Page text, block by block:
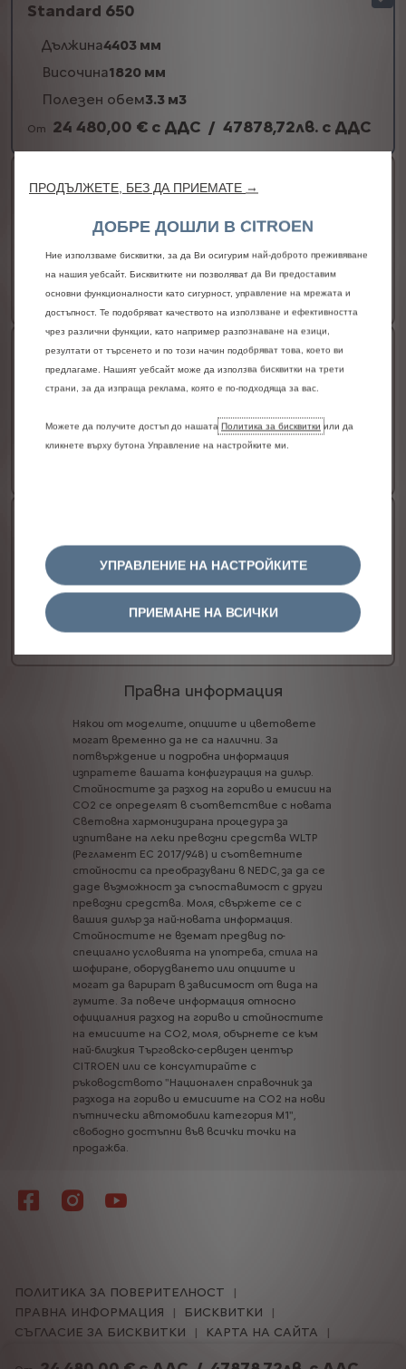
Standard 650
Дължина4403 мм
Височина1820 мм
Полезен обем3.3 м3
От 24 480,00 € с ДДС / 47878,72лв. с ДДС
Standard
Полезен обем3.3 м3
От 25 220,74 € с ДДС/49327,48лв. с ДДС
Long
Дължина4753 мм
Полезен обем 3.9 м3
Дължина4753 мм
Височина1825 мм
Полезен обем1.8 м3
27 783,71 € с ДДС/54340,21лв. с ДДС
Правна информация
Някои от моделите, опциите и цветовете
могат временно да не са налични. За
потвърждение и подробна информация
изпратете вашата конфигурация на дилър.
Стойностите за разход на гориво и емисии на
CO2 се определят в съответствие с новата
Световна хармонизирана процедура за
изпитване на леки превозни средства WLTP
(Регламент ЕС 2017/948) и съответните
стойности са преобразувани в NEDC, за да се
даде възможност за съпоставимост с други
превозни средства. Моля, свържете се с
вашия дилър за най-новата информация.
Стойностите не вземат предвид по-
специално условията на употреба, стила на
шофиране, оборудването или опциите и
могат да варират в зависимост от вида на
гумите. За повече информация относно
официалния разход на гориво и стойностите
на емисиите на CO2, моля, обърнете се към
най-близкия Търговско-сервизен център
CITROEN или се консултирайте с
ръководството "Национален справочник за
разхода на гориво и емисиите на CO2 на нови
пътнически автомобили категория М1",
свободно достъпни във всички точки на
продажба.
ПОЛИТИКА ЗА ПОВЕРИТЕЛНОСТ
ПРАВНА ИНФОРМАЦИЯ
БИСКВИТКИ
СЪГЛАСИЕ ЗА БИСКВИТКИ
КАРТА НА САЙТА
ПРОДЪЛЖЕТЕ, БЕЗ ДА ПРИЕМАТЕ →
ДОБРЕ ДОШЛИ В CITROEN
Ние използваме бисквитки, за да Ви осигурим най-доброто преживяване
на нашия уебсайт. Бисквитките ни позволяват да Ви предоставим
основни функционалности като сигурност, управление на мрежата и
достъпност. Те подобряват качеството на използване и ефективността
чрез различни функции, като например разпознаване на езици,
резултати от търсенето и по този начин подобряват това, което ви
предлагаме. Нашият уебсайт може да използва бисквитки на трети
страни, за да изпраща реклама, която е по-подходяща за вас.
Можете да получите достъп до нашата Политика за бисквитки или да
кликнете върху бутона Управление на настройките ми.
УПРАВЛЕНИЕ НА НАСТРОЙКИТЕ
ПРИЕМАНЕ НА ВСИЧКИ